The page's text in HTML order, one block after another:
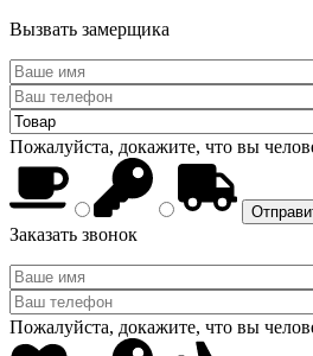
Вызвать замерщика
Пожалуйста, докажите, что вы
Заказать звонок
Пожалуйста, докажите, что вы